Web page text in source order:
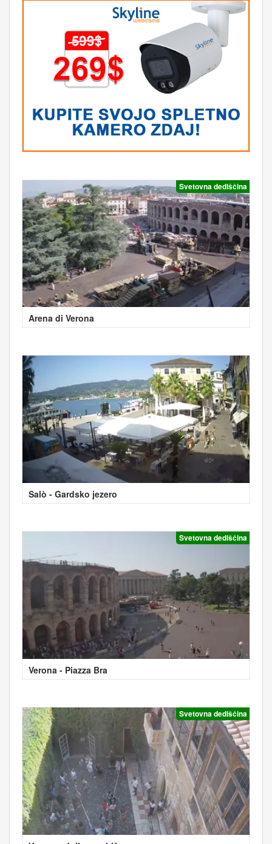
Svetovna dediščina
Arena di Verona
Salò - Gardsko jezero
Svetovna dediščina
Verona - Piazza Bra
Svetovna dediščina